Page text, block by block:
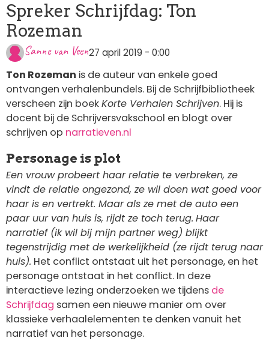
Spreker Schrijfdag: Ton
Rozeman
Sanne van Veen27 april 2019 - 0:00
Ton Rozeman is de auteur van enkele goed
ontvangen verhalenbundels. Bij de Schrijfbibliotheek
verscheen zijn boekKorte Verhalen Schrijven. Hij is
docent bij de Schrijversvakschool en blogt over
schrijven op narratieven.nl
Personage is plot
Een vrouw probeert haar relatie te verbreken, ze
vindt de relatie ongezond, ze wil doen wat goed voor
haar is en vertrekt. Maar als ze met de auto een
paar uur van huis is, rijdt ze toch terug. Haar
narratief (ik wil bij mijn partner weg) blijkt
tegenstrijdig met de werkelijkheid (ze rijdt terug naar
huis). Het conflict ontstaat uit het personage, en het
personage ontstaat in het conflict. In deze
interactieve lezing onderzoeken we tijdens de
Schrijfdag samen een nieuwe manier om over
klassieke verhaalelementen te denken vanuit het
narratief van het personage.